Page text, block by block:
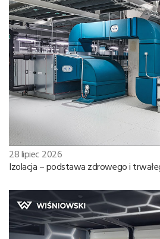
28 lipiec 2026
Izolacja – podstawa zdrowego i